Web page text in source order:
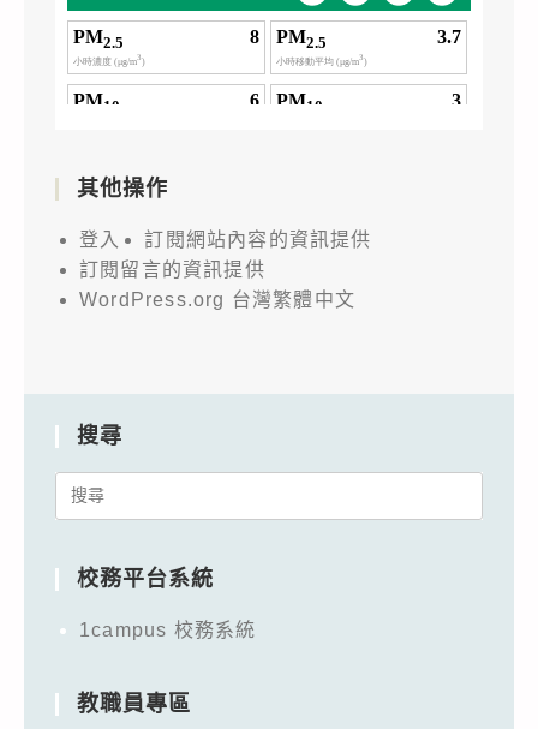
其他操作
登入
訂閱網站內容的資訊提供
訂閱留言的資訊提供
WordPress.org 台灣繁體中文
搜尋
Search
校務平台系統
1campus 校務系統
教職員專區